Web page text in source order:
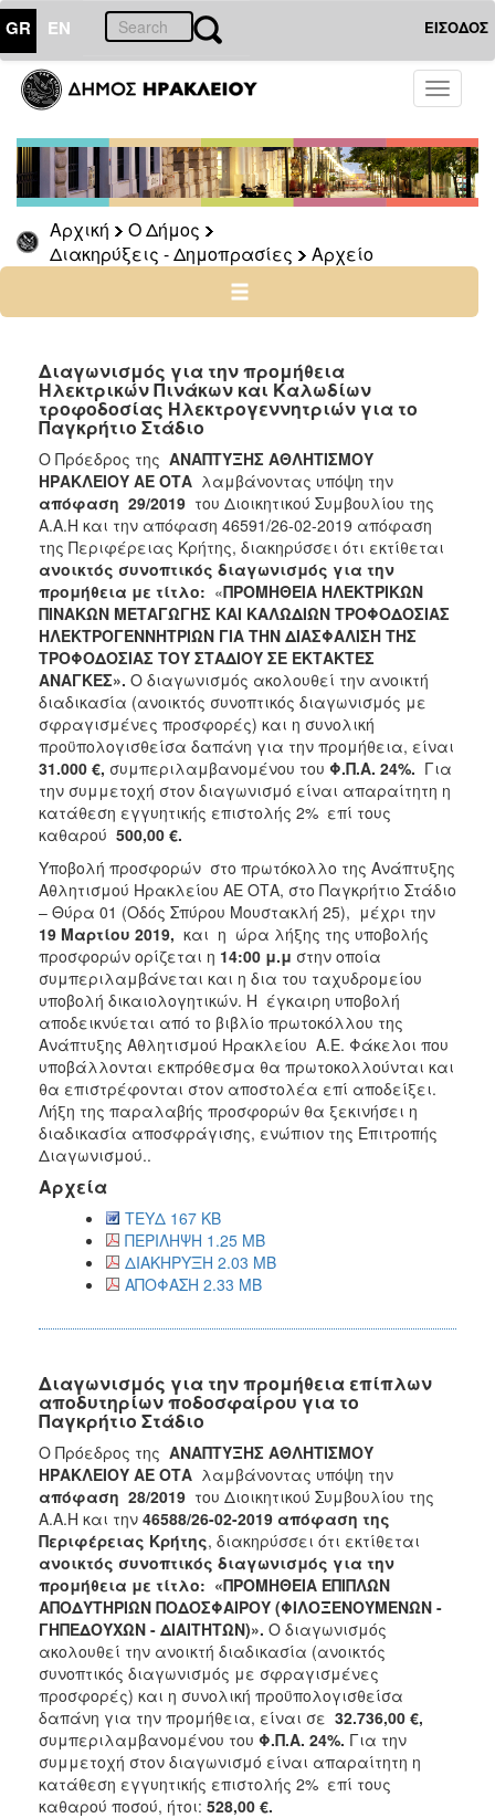
GR EN ΕΙΣΟΔΟΣ
Toggle
Αρχική
Ο Δήμος
Διακηρύξεις - Δημοπρασίες
Αρχείο
ΔΗΜΟΣ
Διακηρύξεις
-
Δημοπρασίες
Αρχείο
2026
2024
2022
2021
2020
2019
2018
2017
2016
2015
2013
ΤΟΠΟΣ
ΠΟΛΙΤΙΣΜΟΣ
ΑΝΘΕΚΤΙΚΗ
ΠΟΛΗ
Διαγωνισμός για την προμήθεια
Ηλεκτρικών Πινάκων και Καλωδίων
τροφοδοσίας Ηλεκτρογεννητριών για το
Παγκρήτιο Στάδιο
Ο Πρόεδρος της ΑΝΑΠΤΥΞΗΣ ΑΘΛΗΤΙΣΜΟΥ
ΗΡΑΚΛΕΙΟΥ ΑΕ ΟΤΑ λαμβάνοντας υπόψη την
απόφαση 29/2019 του Διοικητικού Συμβουλίου της
Α.Α.Η και την απόφαση 46591/26-02-2019 απόφαση
της Περιφέρειας Κρήτης, διακηρύσσει ότι εκτίθεται
ανοικτός συνοπτικός διαγωνισμός για την
προμήθεια με τίτλο: «ΠΡΟΜΗΘΕΙΑ ΗΛΕΚΤΡΙΚΩΝ
ΠΙΝΑΚΩΝ ΜΕΤΑΓΩΓΗΣ ΚΑΙ ΚΑΛΩΔΙΩΝ ΤΡΟΦΟΔΟΣΙΑΣ
ΗΛΕΚΤΡΟΓΕΝΝΗΤΡΙΩΝ ΓΙΑ ΤΗΝ ΔΙΑΣΦΑΛΙΣΗ ΤΗΣ
ΤΡΟΦΟΔΟΣΙΑΣ ΤΟΥ ΣΤΑΔΙΟΥ ΣΕ ΕΚΤΑΚΤΕΣ
ΑΝΑΓΚΕΣ». Ο διαγωνισμός ακολουθεί την ανοικτή
διαδικασία (ανοικτός συνοπτικός διαγωνισμός με
σφραγισμένες προσφορές) και η συνολική
προϋπολογισθείσα δαπάνη για την προμήθεια, είναι
31.000 €, συμπεριλαμβανομένου του Φ.Π.Α. 24%. Για
την συμμετοχή στον διαγωνισμό είναι απαραίτητη η
κατάθεση εγγυητικής επιστολής 2% επί τους
καθαρού 500,00 €.
Υποβολή προσφορών στο πρωτόκολλο της Ανάπτυξης
Αθλητισμού Ηρακλείου ΑΕ ΟΤΑ, στο Παγκρήτιο Στάδιο
– Θύρα 01 (Οδός Σπύρου Μουστακλή 25), μέχρι την
19 Μαρτίου 2019, και η ώρα λήξης της υποβολής
προσφορών ορίζεται η 14:00 μ.μ στην οποία
συμπεριλαμβάνεται και η δια του ταχυδρομείου
υποβολή δικαιολογητικών. Η έγκαιρη υποβολή
αποδεικνύεται από το βιβλίο πρωτοκόλλου της
Ανάπτυξης Αθλητισμού Ηρακλείου Α.Ε. Φάκελοι που
υποβάλλονται εκπρόθεσμα θα πρωτοκολλούνται και
θα επιστρέφονται στον αποστολέα επί αποδείξει.
Λήξη της παραλαβής προσφορών θα ξεκινήσει η
διαδικασία αποσφράγισης, ενώπιον της Επιτροπής
Διαγωνισμού..
Αρχεία
ΤΕΥΔ 167 KB
ΠΕΡΙΛΗΨΗ 1.25 MB
ΔΙΑΚΗΡΥΞΗ 2.03 MB
ΑΠΟΦΑΣΗ 2.33 MB
Διαγωνισμός για την προμήθεια επίπλων
αποδυτηρίων ποδοσφαίρου για το
Παγκρήτιο Στάδιο
Ο Πρόεδρος της ΑΝΑΠΤΥΞΗΣ ΑΘΛΗΤΙΣΜΟΥ
ΗΡΑΚΛΕΙΟΥ ΑΕ ΟΤΑ λαμβάνοντας υπόψη την
απόφαση 28/2019 του Διοικητικού Συμβουλίου της
Α.Α.Η και την 46588/26-02-2019 απόφαση της
Περιφέρειας Κρήτης, διακηρύσσει ότι εκτίθεται
ανοικτός συνοπτικός διαγωνισμός για την
προμήθεια με τίτλο: «ΠΡΟΜΗΘΕΙΑ ΕΠΙΠΛΩΝ
ΑΠΟΔΥΤΗΡΙΩΝ ΠΟΔΟΣΦΑΙΡΟΥ (ΦΙΛΟΞΕΝΟΥΜΕΝΩΝ -
ΓΗΠΕΔΟΥΧΩΝ - ΔΙΑΙΤΗΤΩΝ)». Ο διαγωνισμός
ακολουθεί την ανοικτή διαδικασία (ανοικτός
συνοπτικός διαγωνισμός με σφραγισμένες
προσφορές) και η συνολική προϋπολογισθείσα
δαπάνη για την προμήθεια, είναι σε 32.736,00 €,
συμπεριλαμβανομένου του Φ.Π.Α. 24%. Για την
συμμετοχή στον διαγωνισμό είναι απαραίτητη η
κατάθεση εγγυητικής επιστολής 2% επί τους
καθαρού ποσού, ήτοι: 528,00 €.